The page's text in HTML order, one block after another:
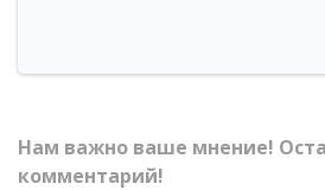
Нам важно ваше мнение!
комментарий!